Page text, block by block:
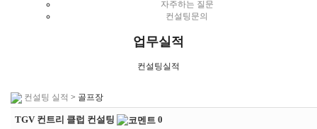
자주하는 질문
컨설팅문의
업무실적
컨설팅실적
컨설팅 실적 > 골프장
TGV 컨트리 클럽 컨설팅 0